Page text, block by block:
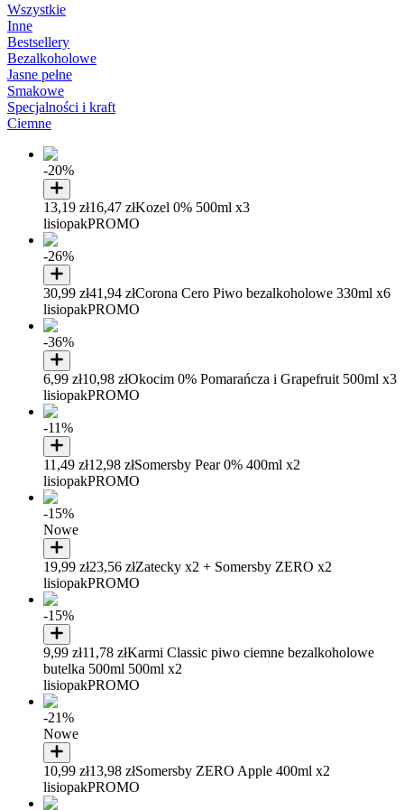
Wszystkie
Inne
Bestsellery
Bezalkoholowe
Jasne pełne
Smakowe
Specjalności i kraft
Ciemne
-20%
13,19 zł16,47 złKozel 0% 500ml x3
lisiopakPROMO
-26%
30,99 zł41,94 złCorona Cero Piwo bezalkoholowe 330ml x6
lisiopakPROMO
-36%
6,99 zł10,98 złOkocim 0% Pomarańcza i Grapefruit 500ml x3
lisiopakPROMO
-11%
11,49 zł12,98 złSomersby Pear 0% 400ml x2
lisiopakPROMO
-15%
Nowe
19,99 zł23,56 złZatecky x2 + Somersby ZERO x2
lisiopakPROMO
-15%
9,99 zł11,78 złKarmi Classic piwo ciemne bezalkoholowe
butelka 500ml 500ml x2
lisiopakPROMO
-21%
Nowe
10,99 zł13,98 złSomersby ZERO Apple 400ml x2
lisiopakPROMO